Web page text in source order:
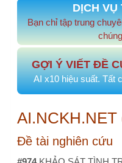
AI.NCKH.NET
Đề tài nghiên cứu
#974 KHẢO SÁT TÌNH
trước
Phong cách lãnh đạo
PHÂN TÍCH CHI PHÍ
Mối tương quan Cha-
#968 Sáng kiến xây dựng
#967 Phân tích và so sánh